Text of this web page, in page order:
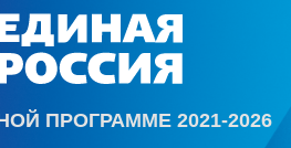
ПРОГРАММЕ 2021-2026